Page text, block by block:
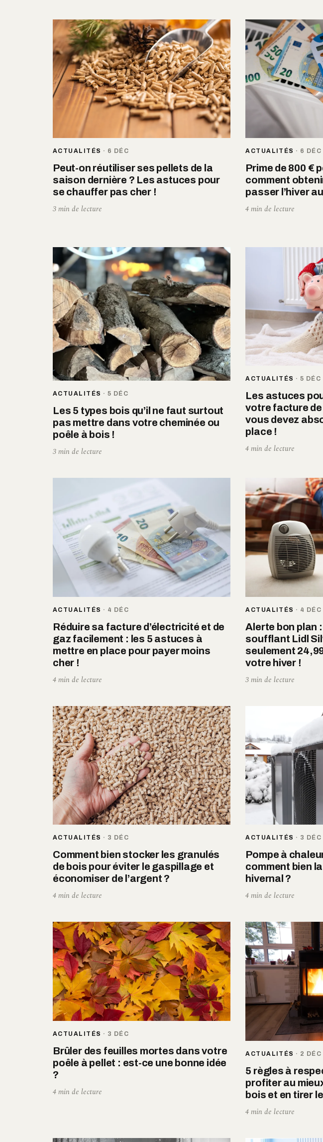
ACTUALITÉS · 6 DÉC
Peut-on réutiliser ses pellets de la
saison dernière ? Les astuces pour
se chauffer pas cher !
3 min de lecture
ACTUALITÉS · 6 DÉC
Prime de 800 €
comment
passer l’hiver
4 min de lecture
ACTUALITÉS · 5 DÉC
Les 5 types bois qu’il ne faut surtout
pas mettre dans votre cheminée ou
poêle à bois !
3 min de lecture
ACTUALITÉS ·5 DÉC
Les astuces
votre facture
vous devez
place !
4 min de lecture
ACTUALITÉS · 4 DÉC
Réduire sa facture d’électricité et de
gaz facilement : les 5 astuces à
mettre en place pour payer moins
cher !
4 min de lecture
ACTUALITÉS · 4 DÉC
Alerte bon plan
soufflant Lidl
seulement
votre hiver !
3 min de lecture
ACTUALITÉS · 3 DÉC
Comment bien stocker les granulés
de bois pour éviter le gaspillage et
économiser de l’argent ?
4 min de lecture
ACTUALITÉS · 3 DÉC
Pompe à
comment bien
hivernal ?
4 min de lecture
ACTUALITÉS · 3 DÉC
Brûler des feuilles mortes dans votre
poêle à pellet : est-ce une bonne idée
?
4 min de lecture
ACTUALITÉS · 2 DÉC
5 règles à
profiter au
bois et en tirer
4 min de lecture